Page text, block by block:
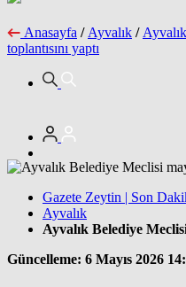
Anasayfa / Ayvalık /
toplantısını yaptı
Gazete Zeytin | Son
Ayvalık
Ayvalık Belediye Meclisi
Güncelleme: 6 Mayıs 2026